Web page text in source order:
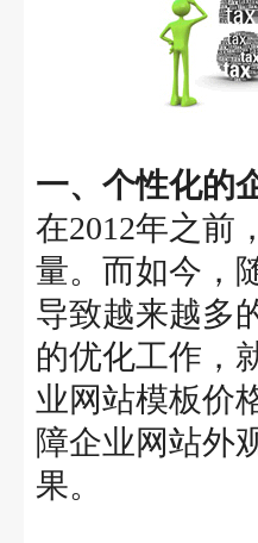
一、个性化的
在2012年之前
量。而如今，
导致越来越多
的优化工作，
业网站模板价
障企业网站外
果。